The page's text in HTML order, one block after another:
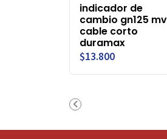
indicador de
cambio gn125 mv
cable corto
duramax
$13.800